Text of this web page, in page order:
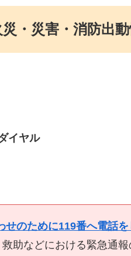
・災害・消防出
イヤル
のために119番へ電話を
助などにおける緊急通報